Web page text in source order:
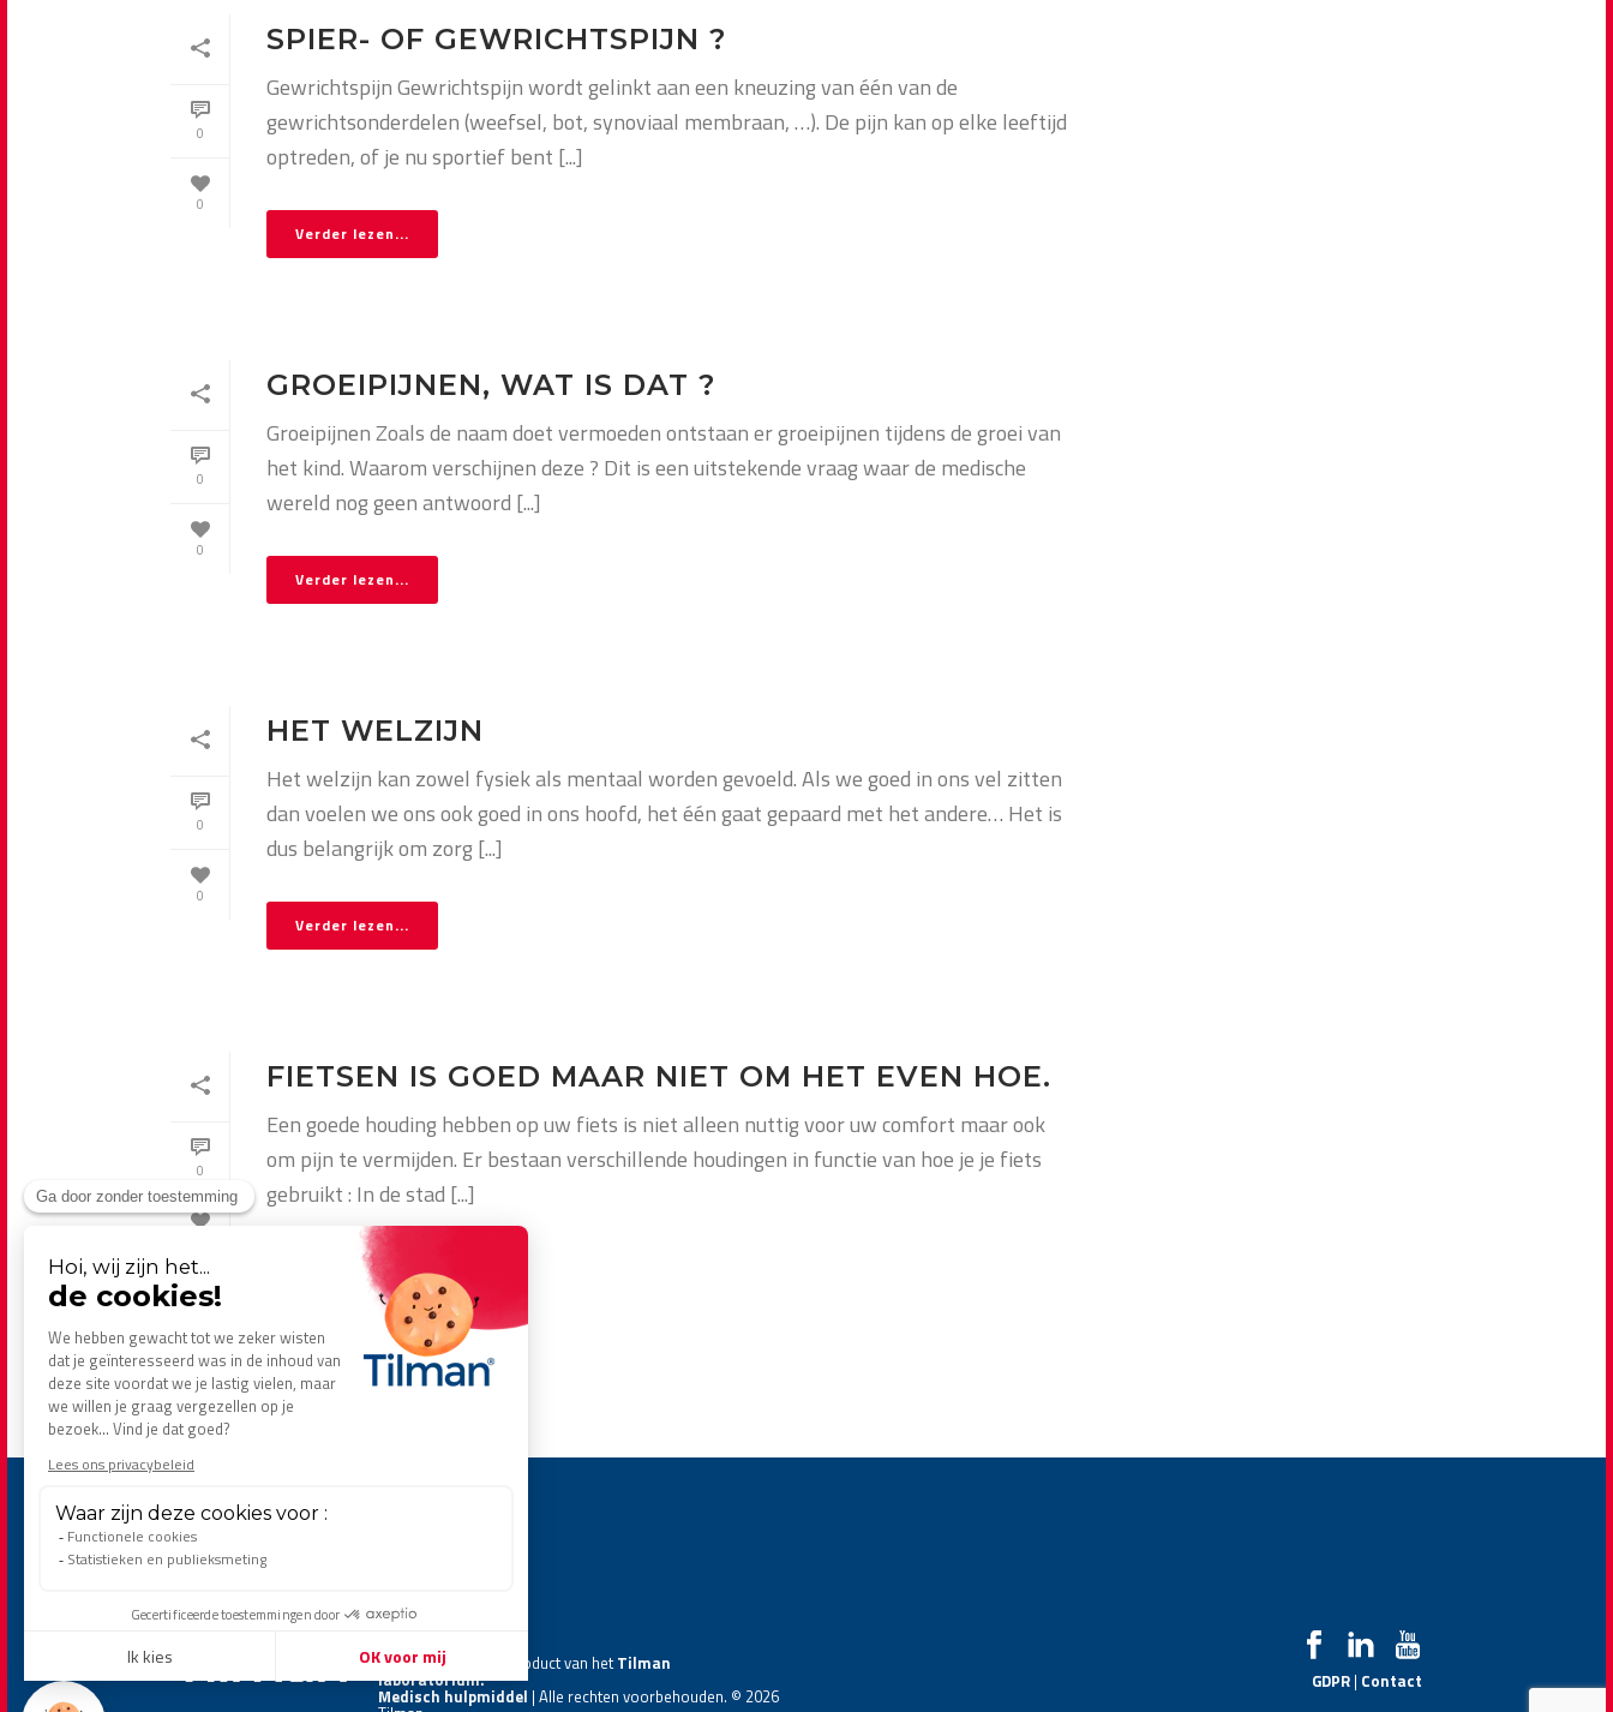
0
0
SPIER- OF GEWRICHTSPIJN ?
Gewrichtspijn Gewrichtspijn wordt gelinkt aan een kneuzing van één van de
gewrichtsonderdelen (weefsel, bot, synoviaal membraan, …). De pijn kan op elke leeftijd
optreden, of je nu sportief bent [...]
Verder lezen...
0
0
GROEIPIJNEN, WAT IS DAT ?
Groeipijnen Zoals de naam doet vermoeden ontstaan ​​er groeipijnen tijdens de groei van
het kind. Waarom verschijnen deze ? Dit is een uitstekende vraag waar de medische
wereld nog geen antwoord [...]
Verder lezen...
0
0
HET WELZIJN
Het welzijn kan zowel fysiek als mentaal worden gevoeld. Als we goed in ons vel zitten
dan voelen we ons ook goed in ons hoofd, het één gaat gepaard met het andere… Het is
dus belangrijk om zorg [...]
Verder lezen...
0
FIETSEN IS GOED MAAR NIET OM HET EVEN HOE.
Een goede houding hebben op uw fiets is niet alleen nuttig voor uw comfort maar ook
om pijn te vermijden. Er bestaan verschillende houdingen in functie van hoe je je fiets
gebruikt : In de stad [...]
Verder lezen...
Flexicream is een product van hetTilman
laboratorium.
Medisch hulpmiddel | Alle rechten voorbehouden. © 2026
GDPR | Contact